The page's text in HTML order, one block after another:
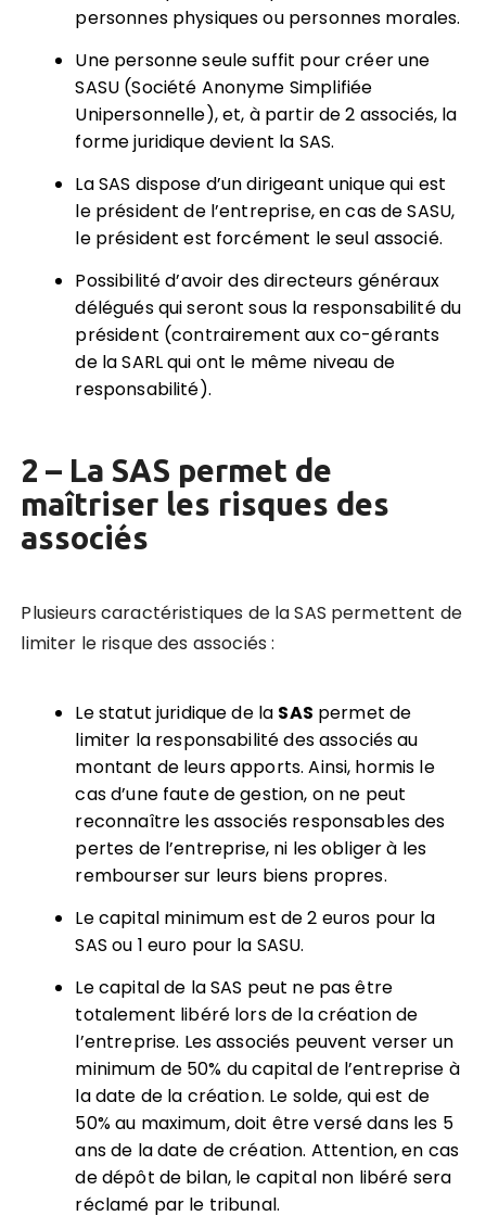
personnes physiques ou personnes morales.
Une personne seule suffit pour créer une
SASU (Société Anonyme Simplifiée
Unipersonnelle), et, à partir de 2 associés, la
forme juridique devient la SAS.
La SAS dispose d’un dirigeant uniquequi est
le président de l’entreprise, en cas de SASU,
le président est forcément le seul associé.
Possibilité d’avoir des directeurs généraux
déléguésqui seront sous la responsabilité du
président (contrairement aux co-gérants
de la SARL qui ont le même niveau de
responsabilité).
2 – La SAS permet de
maîtriser les risques des
associés
Plusieurs caractéristiques de la SAS permettent de
limiter le risque des associés :
Le statut juridique de la SAS permet de
limiter la responsabilité des associés au
montant de leurs apports. Ainsi, hormis le
cas d’une faute de gestion, on ne peut
reconnaître les associés responsables des
pertes de l’entreprise, ni les obliger à les
rembourser sur leurs biens propres.
Le capital minimum est de 2 euros pour la
SAS ou 1 euro pour la SASU.
Le capital de la SAS peut ne pas être
totalement libéré lors de la création de
l’entreprise. Les associés peuvent verser un
minimum de 50% du capital de l’entreprise à
la date de la création. Le solde, qui est de
50% au maximum, doit être versé dans les 5
ans de la date de création. Attention, en cas
de dépôt de bilan, le capital non libéré sera
réclamé par le tribunal.